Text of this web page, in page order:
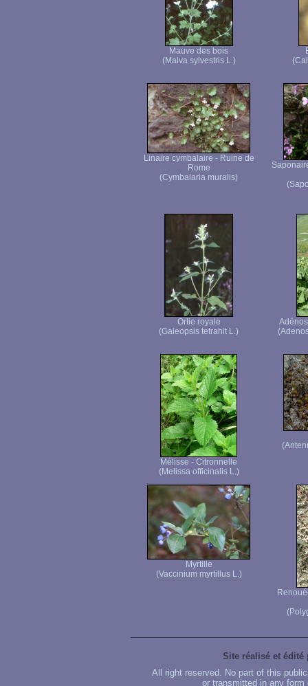
Mauve des bois
(Malva sylvestris L.)
Linaire cymbalaire - Ruine de
Rome
(Cymbalaria muralis)
Ortie royale
(Galeopsis tetrahit L.)
Mélisse - Citronnelle
(Melissa officinalis L.)
Myrtille
(Vaccinium myrtillus L.)
Site réalisé et édité
All right reserved. No part of this
or transmitted in any